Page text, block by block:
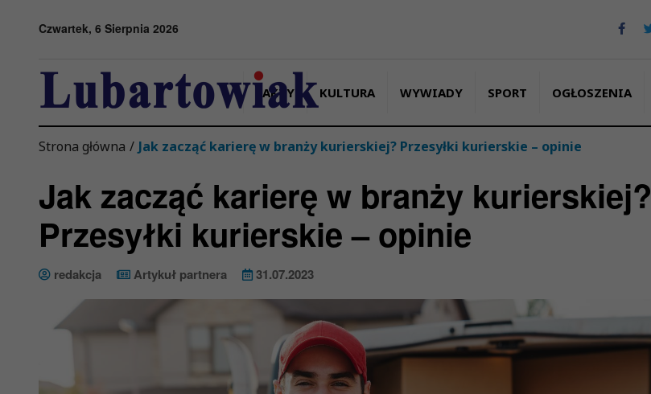
Czwartek, 6 Sierpnia 2026
FAKTY KULTURA WYWIADY SPORT OGŁOSZENIA
Strona główna / Jak zacząć karierę w branży kurierskiej? Przesyłki kurierskie – opinie
Jak zacząć karierę w branży kurierskiej?
Przesyłki kurierskie – opinie
redakcja Artykuł partnera 31.07.2023